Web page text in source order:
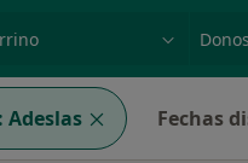
Adeslas Fechas